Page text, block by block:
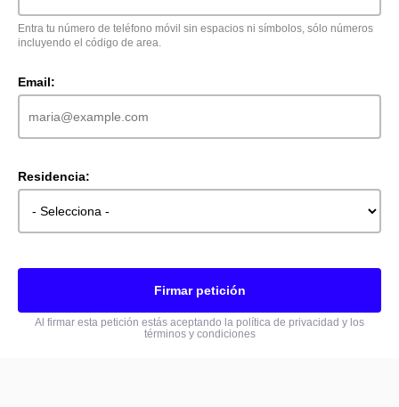
Entra tu número de teléfono móvil sin espacios ni símbolos, sólo números
incluyendo el código de area.
Email:
Residencia:
Firmar petición
Al firmar esta petición estás aceptando la política de privacidad y los
términos y condiciones